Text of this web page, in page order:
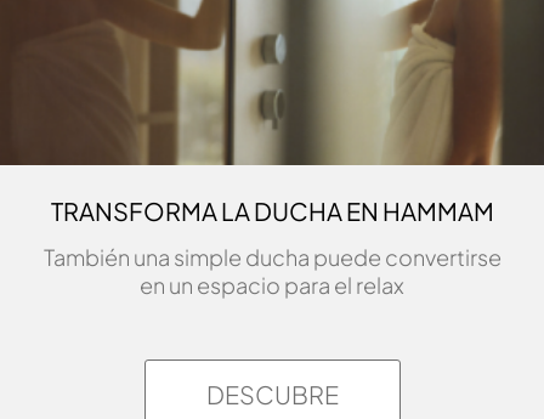
TRANSFORMA LA DUCHA EN HAMMAM
También una simple ducha puede convertirse
en un espacio para el relax
DESCUBRE